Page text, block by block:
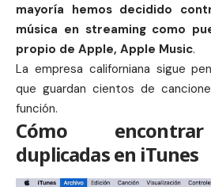
mayoría hemos decidido
música en streaming como
propio de Apple, Apple Music.
La empresa californiana sigue
que guardan cientos de
función.
Cómo
duplicadas en iTunes